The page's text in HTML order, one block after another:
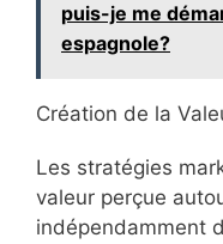
puis-je me
espagnole?
Création de la
Les stratégies
valeur perçue
indépendamment